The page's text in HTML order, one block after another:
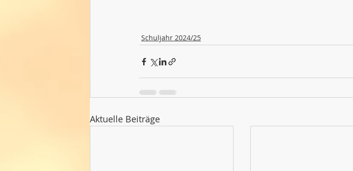
Schuljahr 2024/25
Aktuelle Beiträge